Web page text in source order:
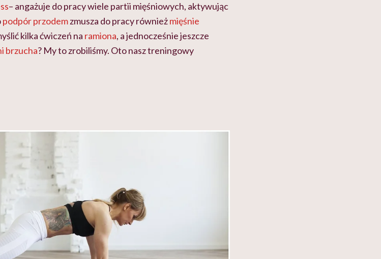
– angażuje do pracy wiele partii mięśniowych, aktywując
podpór przodemzmusza do pracy równieżmięśnie
kilka ćwiczeń na ramiona, a jednocześnie jeszcze
brzucha? My to zrobiliśmy. Oto nasz treningowy